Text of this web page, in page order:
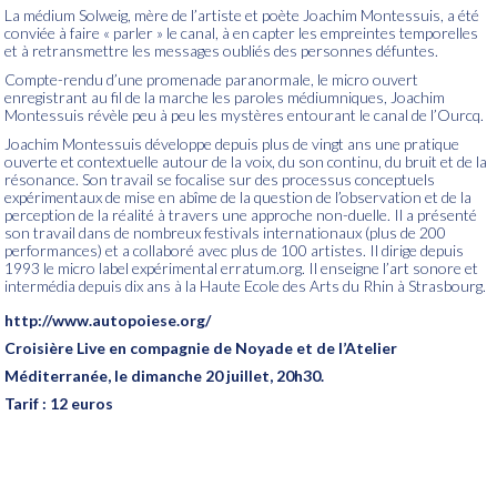
La médium Solweig, mère de l’artiste et poète Joachim Montessuis, a été
conviée à faire « parler » le canal, à en capter les empreintes temporelles
et à retransmettre les messages oubliés des personnes défuntes.
Compte-rendu d’une promenade paranormale, le micro ouvert
enregistrant au fil de la marche les paroles médiumniques, Joachim
Montessuis révèle peu à peu les mystères entourant le canal de l’Ourcq.
Joachim Montessuis développe depuis plus de vingt ans une pratique
ouverte et contextuelle autour de la voix, du son continu, du bruit et de la
résonance. Son travail se focalise sur des processus conceptuels
expérimentaux de mise en abîme de la question de l’observation et de la
perception de la réalité à travers une approche non-duelle. Il a présenté
son travail dans de nombreux festivals internationaux (plus de 200
performances) et a collaboré avec plus de 100 artistes. Il dirige depuis
1993 le micro label expérimental erratum.org. Il enseigne l’art sonore et
intermédia depuis dix ans à la Haute Ecole des Arts du Rhin à Strasbourg.
http://www.autopoiese.org/
Croisière Live en compagnie de Noyade et de l’Atelier
Méditerranée, le dimanche 20 juillet, 20h30.
Tarif : 12 euros